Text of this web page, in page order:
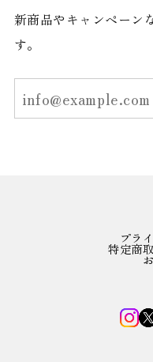
新商品やキャンペーン
す。
プラ
特定商